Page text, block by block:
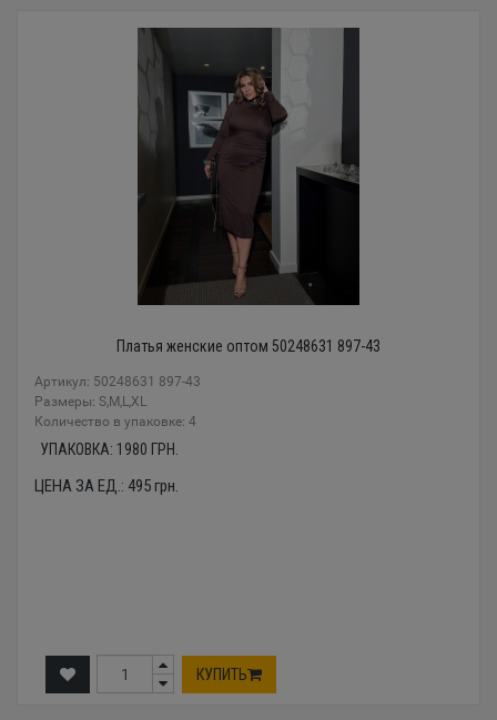
Платья женские оптом 50248631 897-43
Артикул: 50248631 897-43
Размеры: S,M,L,XL
Количество в упаковке: 4
УПАКОВКА: 1980 ГРН.
ЦЕНА ЗА ЕД.: 495грн.
КУПИТЬ